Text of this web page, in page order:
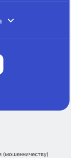
(мошенничеству)